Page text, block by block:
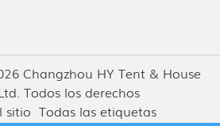
Changzhou HY Tent & House
Todos los derechos
sitio Todas las etiquetas